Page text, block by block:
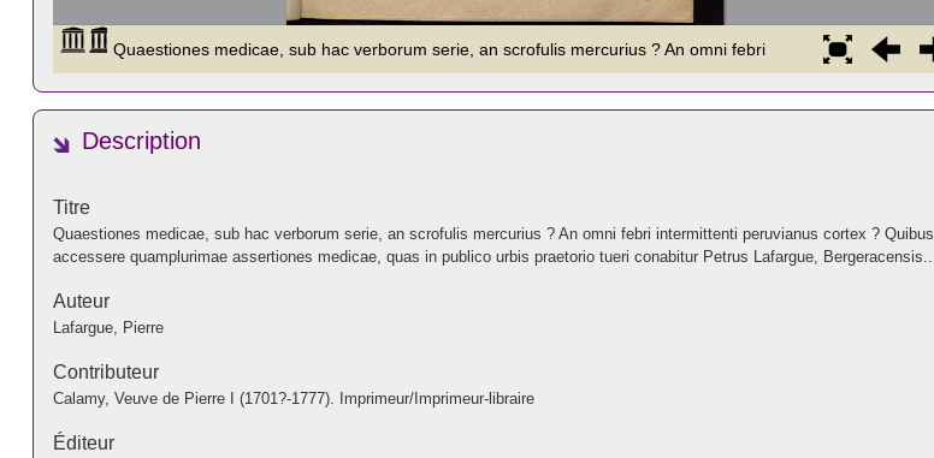
Description
Titre
Quaestiones medicae, sub hac verborum serie, an scrofulis mercurius ? An omni febri intermittenti peruvianus cortex ? Quibus
accessere quamplurimae assertiones medicae, quas in publico urbis praetorio tueri conabitur Petrus Lafargue, Bergeracensis...
Auteur
Lafargue, Pierre
Contributeur
Calamy, Veuve de Pierre I (1701?-1777). Imprimeur/Imprimeur-libraire
Éditeur